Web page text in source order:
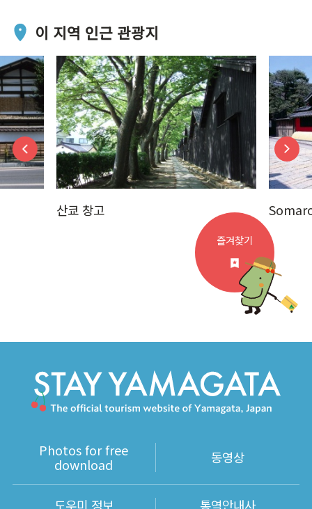
이 지역 인근 관광지
산쿄 창고
즐겨찾기
Photos for free
download
동영상
도우미 정보 통역안내사